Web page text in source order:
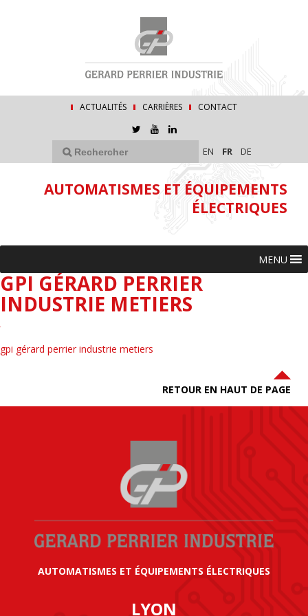
ACTUALITÉS CARRIÈRES CONTACT
EN FR DE
AUTOMATISMES ET ÉQUIPEMENTS
ÉLECTRIQUES
MENU
GPI GÉRARD PERRIER
INDUSTRIE METIERS
gpi gérard perrier industrie metiers
RETOUR EN HAUT DE PAGE
AUTOMATISMES ET ÉQUIPEMENTS ÉLECTRIQUES
LYON